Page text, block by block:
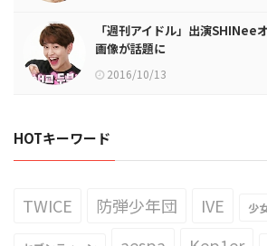
「週刊アイドル」出演
画像が話題に
2016/10/13
HOTキーワード
TWICE 防弾少年団 IVE 少